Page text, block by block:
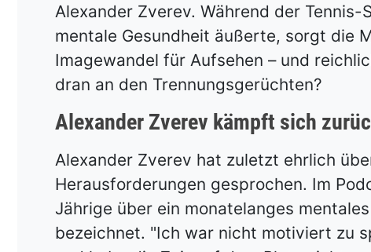
Alexander Zverev. Während der
mentale Gesundheit äußerte, sorgt die
Imagewandel für Aufsehen – und
dran an den Trennungsgerüchten?
Alexander Zverev kämpft sich
Alexander Zverev hat zuletzt ehrlich
Herausforderungen gesprochen. Im
Jährige über ein monatelanges
bezeichnet. "Ich war nicht motiviert zu